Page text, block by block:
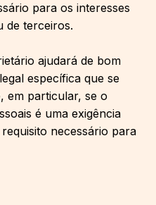
para os interesses
de terceiros.
ajudará de bom
específica que se
em particular, se o
é uma exigência
necessário para